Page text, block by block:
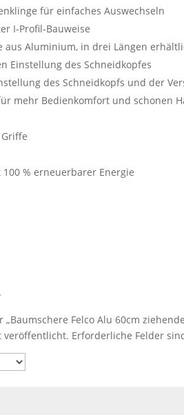
für einfaches Auswechseln
I-Profil-Bauweise
aus Aluminium, in drei Längen
Einstellung des Schneidkopfes
des Schneidkopfs und der
mehr Bedienkomfort und schonen
% erneuerbarer Energie
Felco Alu 60cm
veröffentlicht. Erforderliche Felder